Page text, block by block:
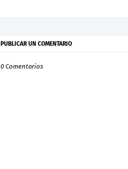
PUBLICAR UN COMENTARIO
0 Comentarios